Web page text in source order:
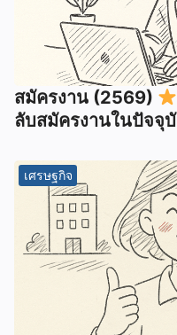
สมัครงาน (2569)
ลับสมัครงานในปัจจุบั
เศรษฐกิจ